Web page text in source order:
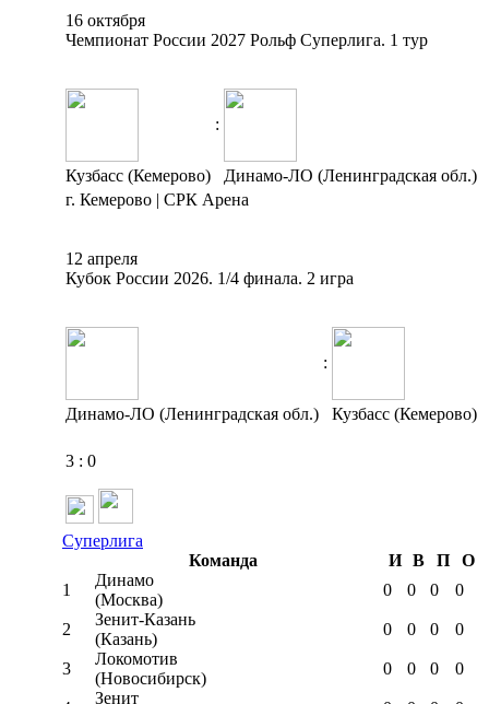
16 октября
Чемпионат России 2027 Рольф Суперлига. 1 тур
:
Кузбасс (Кемерово)
Динамо-ЛО (Ленинградская обл.)
г. Кемерово | СРК Арена
12 апреля
Кубок России 2026. 1/4 финала. 2 игра
:
Динамо-ЛО (Ленинградская обл.) Кузбасс (Кемерово)
3 : 0
Суперлига
Команда
И В П
О
1
Динамо
(Москва)
0 0 0 0
2
Зенит-Казань
(Казань)
0 0 0 0
3
Локомотив
(Новосибирск)
0 0 0 0
Зенит